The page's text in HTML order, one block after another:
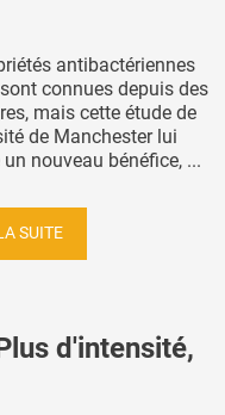
antibactériennes
connues depuis des
mais cette étude de
de Manchester lui
nouveau bénéfice, ...
SUITE
d'intensité,